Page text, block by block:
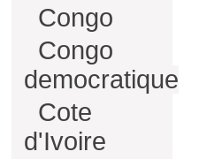
Congo
Congo
democratique
Cote
d'Ivoire